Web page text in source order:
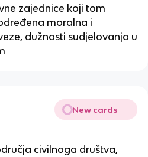
zajednice koji tom
moralna i
dužnosti sudjelovanja u
New cards
civilnoga društva,